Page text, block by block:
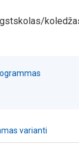
varianti